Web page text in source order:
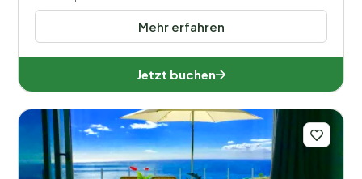
Entfernung 1
Mehr erfahren
Jetzt buchen